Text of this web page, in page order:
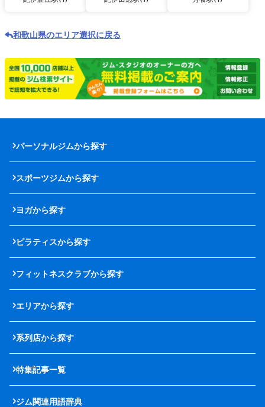
和歌山県のエリア選択に戻る
パーソナルジムから探す
スポーツジムから探す
ヨガから探す
ピラティスから探す
フィットネスクラブから探す
エリアから探す
系列店から探す
特集記事一覧
ジム関連用語辞典